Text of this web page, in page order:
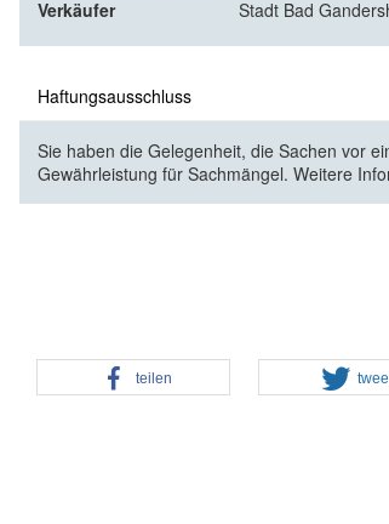
Verkäufer
Stadt Bad
Haftungsausschluss
Sie haben die Gelegenheit, die Sachen vor
Gewährleistung für Sachmängel. Weitere
teilen